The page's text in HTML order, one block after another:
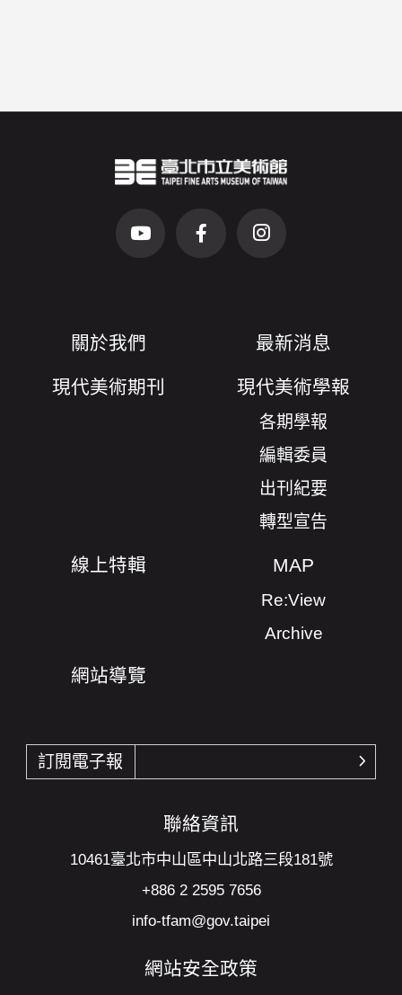
前往Youtube頻道(另開新視窗)
前往Facebook粉絲團(另開新視窗)
前往Instagram粉絲團(另
關於我們 最新消息
現代美術期刊 現代美術學報
各期學報
編輯委員
出刊紀要
轉型宣告
線上特輯 MAP
Re:View
Archive
網站導覽
訂閱電子報
確認
聯絡資訊
10461臺北市中山區中山北路三段181號
+886 2 2595 7656
info-tfam@gov.taipei
網站安全政策